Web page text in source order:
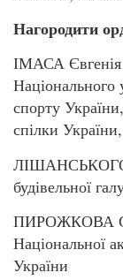
Нагородити
ІМАСА Євгенія
Національного
спорту
спілки
ЛІШАНСЬКОГО
будівельної
ПИРОЖКОВА
Національної
України